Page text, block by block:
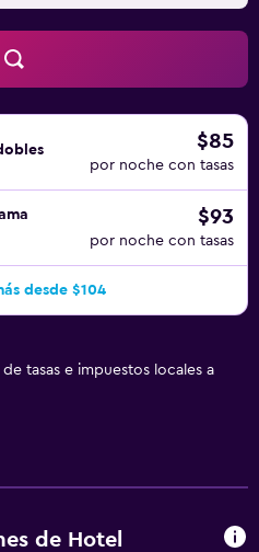
$85
por noche con tasas
$93
por noche con tasas
desde $104
tasas e impuestos locales a
de Hotel